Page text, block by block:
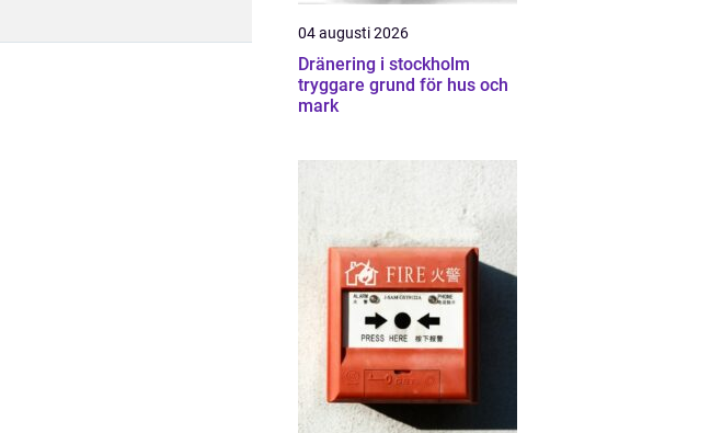
04 augusti 2026
Dränering i stockholm
tryggare grund för hus och
mark